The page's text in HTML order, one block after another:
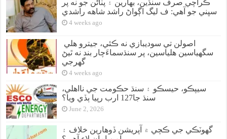
ڪراچي صرف سنڌين، بهارين ۽ پٺاڻن جو نه پر
سڀني جو آهي: ف ليگ اڳواڻ راشد شاهه راشدي
4 weeks ago
سگهياسين هلياسين، پر سنڌسماءَچار بند نه ٿيڻ
گهرجي
4 weeks ago
سيپڪو، حيسڪو ۽ سنڌ حڪومت جي نااهلي،
سنڌ جا127 ارب رپيا ٻڏي ويا؟
June 2, 2026
گهوٽڪي جي ڪچي ۾ آپريشن ڏوهارين خلاف ۽